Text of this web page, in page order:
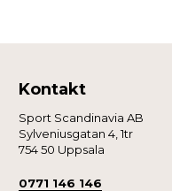
Kontakt
Sport Scandinavia AB
Sylveniusgatan 4, 1tr
754 50 Uppsala
0771 146 146